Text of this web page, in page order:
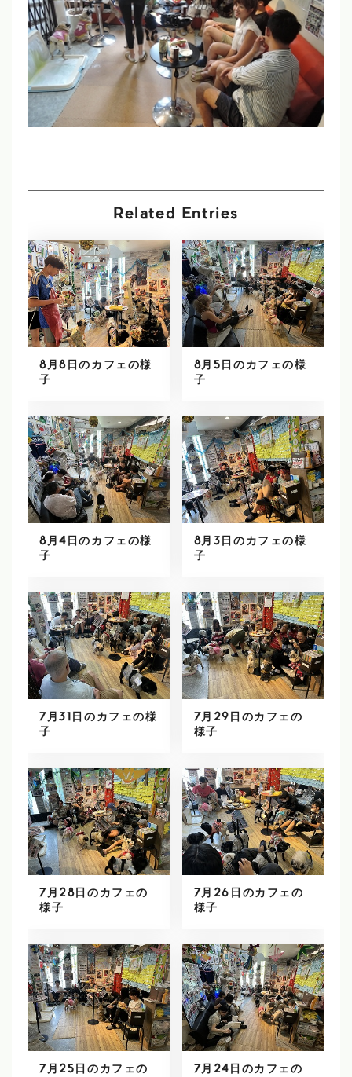
Related Entries
8月8日のカフェの様
子
8月5日のカフェの様
子
8月4日のカフェの様
子
8月3日のカフェの様
子
7月31日のカフェの様
子
7月29日のカフェの
様子
7月28日のカフェの
様子
7月26日のカフェの
様子
7月25日のカフェの
7月24日のカフェの